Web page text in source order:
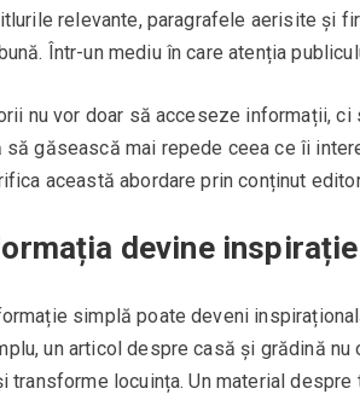
relevante, paragrafele aerisite și
Într-un mediu în care atenția
nu vor doar să acceseze informații,
să găsească mai repede ceea ce îi
această abordare prin conținut
devine
simplă poate deveni
un articol despre casă și grădină
transforme locuința. Un material